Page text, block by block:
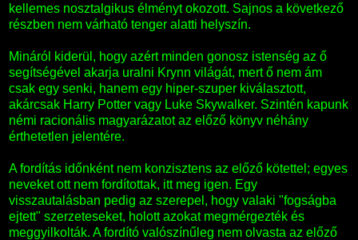
kellemes nosztalgikus élményt okozott. Sajnos a következő
részben nem várható tenger alatti helyszín.
Mináról kiderül, hogy azért minden gonosz istenség az ő
segítségével akarja uralni Krynn világát, mert ő nem ám
csak egy senki, hanem egy hiper-szuper kiválasztott,
akárcsak Harry Potter vagy Luke Skywalker. Szintén kapunk
némi racionális magyarázatot az előző könyv néhány
érthetetlen jelentére.
A fordítás időnként nem konzisztens az előző kötettel; egyes
neveket ott nem fordítottak, itt meg igen. Egy
visszautalásban pedig az szerepel, hogy valaki "fogságba
ejtett" szerzeteseket, holott azokat megmérgezték és
meggyilkolták. A fordító valószínűleg nem olvasta az előző